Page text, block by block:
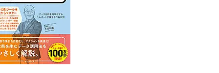
7月31日 10:00